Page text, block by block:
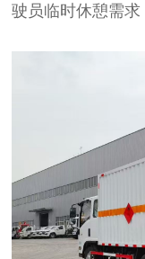
驶员临时休憩需求